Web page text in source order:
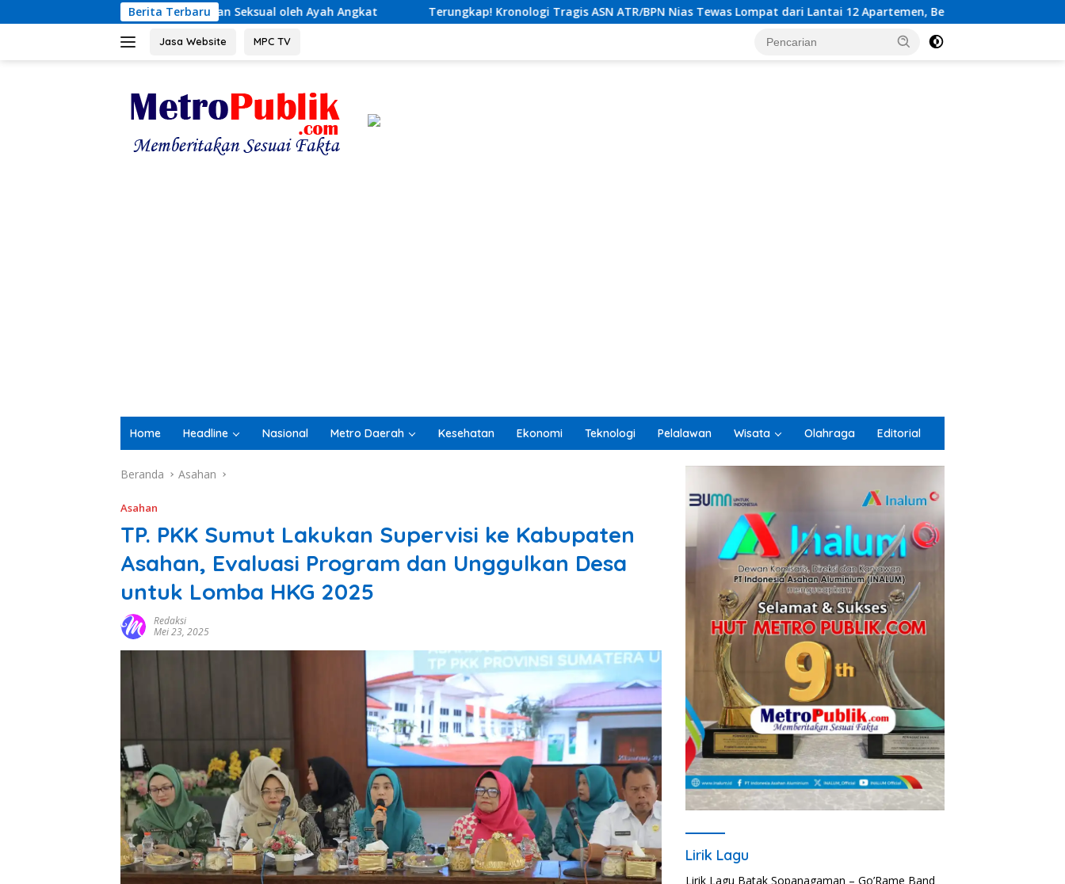
ke
Berita Terbaru
Kekerasan Seksual oleh Ayah Angkat Terungkap! Kronologi Tragis ASN ATR/BPN Nias Tewas Lompat dari Lantai 12 Apartemen, Berawal dari Pesan Wanita Lewat Aplikasi Kencan
Jasa Website MPC TV
Home Headline Nasional Metro Daerah Kesehatan Ekonomi Teknologi Pelalawan Wisata Olahraga Editorial
Beranda Asahan
Asahan
TP. PKK Sumut Lakukan Supervisi ke Kabupaten
Asahan, Evaluasi Program dan Unggulkan Desa
untuk Lomba HKG 2025
Redaksi
Mei 23, 2025
Lirik Lagu
Lirik Lagu Batak Sopanagaman – Go’Rame Band